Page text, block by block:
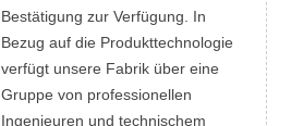
Bestätigung zur Verfügung. In
Bezug auf die Produkttechnologie
verfügt unsere Fabrik über eine
Gruppe von professionellen
Ingenieuren und technischem